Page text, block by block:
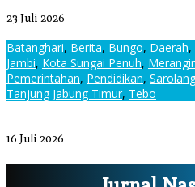
23 Juli 2026
Batanghari, Berita, Bungo, Daerah,
Jambi, Kota Sungai Penuh,
Pemerintahan, Pendidikan,
Tanjung Jabung Timur, Tebo
16 Juli 2026